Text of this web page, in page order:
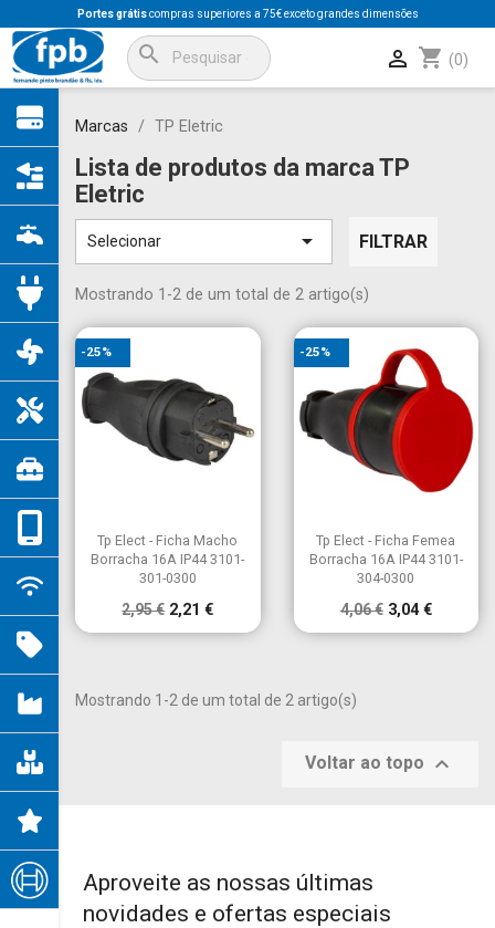
Portes grátiscompras superiores a 75€ exceto grandes dimensões
search shopping_cart (0)

Marcas TP Eletric
Lista de produtos da marca TP
Eletric
Selecionar  FILTRAR
Mostrando 1-2 de um total de 2 artigo(s)
 Vista rápida
Tp Elect - Ficha Macho
Borracha 16A IP44 3101-
301-0300
2,95 € 2,21 €
-25%
Vista rápida
Tp Elect - Ficha Femea
Borracha 16A IP44 3101-
304-0300
4,06 € 3,04 €
-25%
Mostrando 1-2 de um total de 2 artigo(s)
Voltar ao topo 
Aproveite as nossas últimas
novidades e ofertas especiais